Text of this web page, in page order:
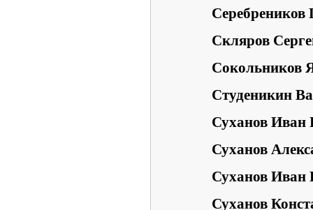
Серебреников
Скляров
Сокольников
Студеникин
Суханов Иван
Суханов
Суханов Иван
Суханов